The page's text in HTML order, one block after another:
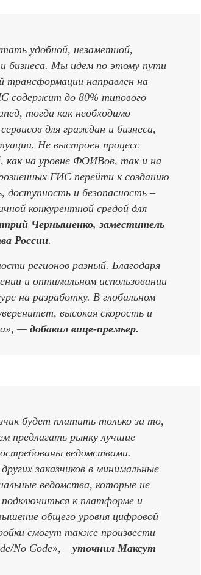
удобной, незаметной,
бизнеса. Мы идем по этому пути
трансформации направлен на
содержит до 80% типового
тогда как необходимо
для граждан и бизнеса,
Не выстроен процесс
как на уровне ФОИВов, так и на
ГИС перейти к созданию
и безопасность –
конкурентной средой для
Чернышенко, заместитель
России.
регионов разный. Благодаря
и оптимальном использовании
на разработку. В глобальном
высокая скорость и
—добавил вице-премьер.
будет платить только за то,
предлагать рынку лучшие
ведомствами.
заказчиков в минимальные
ведомства, которые не
к платформе и
общего уровня цифровой
смогут также произвести
No Code», – уточнил Максут